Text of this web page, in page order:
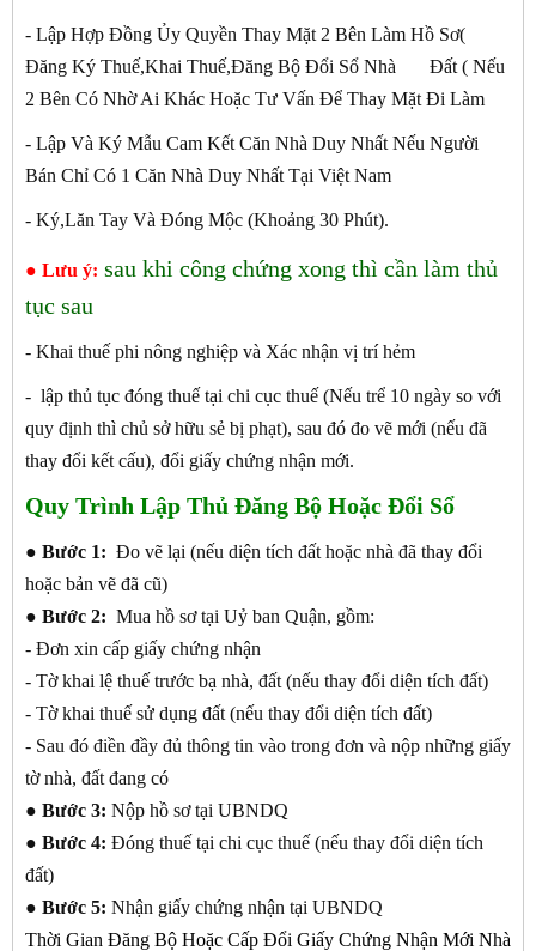
- Lập Hợp Đồng Ủy Quyền Thay Mặt 2 Bên Làm Hồ Sơ(
Đăng Ký Thuế,Khai Thuế,Đăng Bộ Đổi Sổ Nhà Đất ( Nếu
2 Bên Có Nhờ Ai Khác Hoặc Tư Vấn Để Thay Mặt Đi Làm
- Lập Và Ký Mẫu Cam Kết Căn Nhà Duy Nhất Nếu Người
Bán Chỉ Có 1 Căn Nhà Duy Nhất Tại Việt Nam
- Ký,Lăn Tay Và Đóng Mộc (Khoảng 30 Phút).
● Lưu ý: sau khi công chứng xong thì cần làm thủ
tục sau
- Khai thuế phi nông nghiệp và Xác nhận vị trí hẻm
- lập thủ tục đóng thuế tại chi cục thuế (Nếu trể 10 ngày so với
quy định thì chủ sở hữu sẻ bị phạt), sau đó đo vẽ mới (nếu đã
thay đổi kết cấu), đổi giấy chứng nhận mới.
Quy Trình Lập Thủ Đăng Bộ Hoặc Đổi Sổ
● Bước 1: Đo vẽ lại (nếu diện tích đất hoặc nhà đã thay đổi
hoặc bản vẽ đã cũ)
● Bước 2: Mua hồ sơ tại Uỷ ban Quận, gồm:
- Đơn xin cấp giấy chứng nhận
- Tờ khai lệ thuế trước bạ nhà, đất (nếu thay đổi diện tích đất)
- Tờ khai thuế sử dụng đất (nếu thay đổi diện tích đất)
- Sau đó điền đầy đủ thông tin vào trong đơn và nộp những giấy
tờ nhà, đất đang có
● Bước 3: Nộp hồ sơ tại UBNDQ
● Bước 4: Đóng thuế tại chi cục thuế (nếu thay đổi diện tích
đất)
● Bước 5: Nhận giấy chứng nhận tại UBNDQ
Thời Gian Đăng Bộ Hoặc Cấp Đổi Giấy Chứng Nhận Mới Nhà